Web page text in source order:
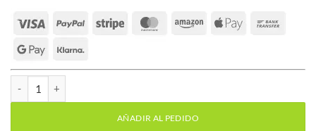
Tensor cadena caña acero Motorline Rosso Evo cantidad
AÑADIR AL PEDIDO